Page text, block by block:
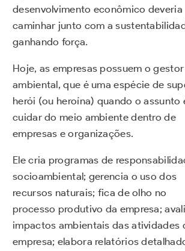
desenvolvimento econômico deveria
caminhar junto com a
ganhando força.
Hoje, as empresas possuem o gestor
ambiental, que é uma espécie de
herói (ou heroína) quando o assunto
cuidar do meio ambiente dentro de
empresas e organizações.
Ele cria programas de
socioambiental; gerencia o uso dos
recursos naturais; fica de olho no
processo produtivo da empresa;
impactos ambientais das atividades
empresa; elabora relatórios